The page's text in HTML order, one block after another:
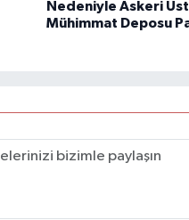
Nedeniyle Askeri
Mühimmat Deposu